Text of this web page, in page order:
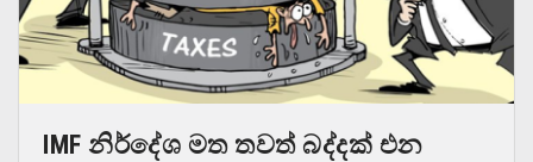
IMF නිර්දේශ මත තවත් බද්දක් එන